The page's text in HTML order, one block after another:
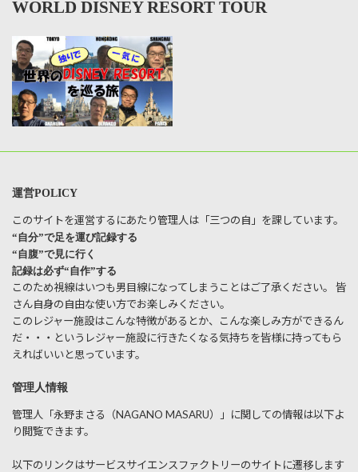
WORLD DISNEY RESORT TOUR
運営POLICY
このサイトを運営するにあたり管理人は「三つの自」を課しています。
“自分”で足を運び記録する
“自腹”で見に行く
記録は必ず“自作”する
このため視線はいつも男目線になってしまうことはご了承ください。 皆
さん自身の自由な使い方でお楽しみください。
このレジャー施設はこんな特徴があるとか、こんな楽しみ方ができるん
だ・・・というレジャー施設に行きたくなる気持ちを皆様に持ってもら
えればいいと思っています。
管理人情報
管理人「永野まさる（NAGANO MASARU）」に関しての情報は以下よ
り閲覧できます。
以下のリンクはサービスサイエンスファクトリーのサイトに遷移します